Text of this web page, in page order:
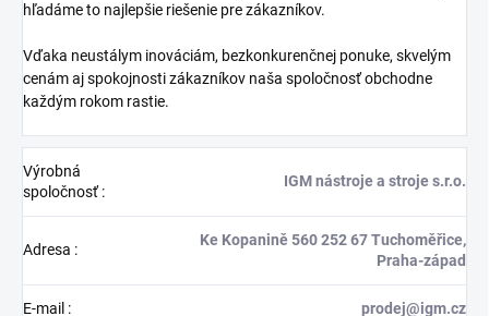
hľadáme to najlepšie riešenie pre zákazníkov.
Vďaka neustálym inováciám, bezkonkurenčnej ponuke, skvelým
cenám aj spokojnosti zákazníkov naša spoločnosť obchodne
každým rokom rastie.
Výrobná
spoločnosť:
IGM nástroje a stroje s.r.o.
Adresa :
Ke Kopanině 560 252 67 Tuchoměřice,
Praha-západ
E-mail : prodej@igm.cz